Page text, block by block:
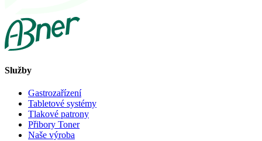
Služby
Gastrozařízení
Tabletové systémy
Tlakové patrony
Přibory Toner
Naše výroba